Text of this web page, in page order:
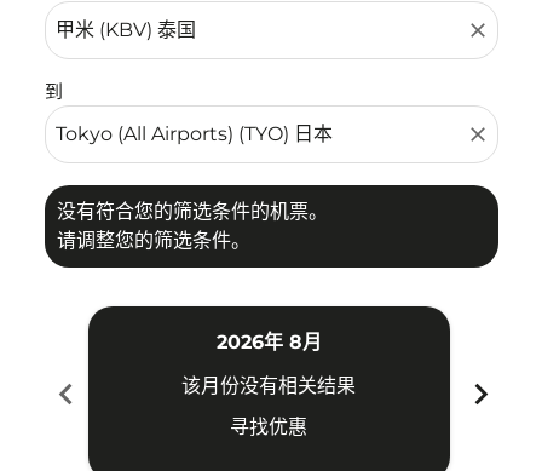
close
到
close
没有符合您的筛选条件的机票。
请调整您的筛选条件。
chevron_left
2026年 8月
该月份没有相关结果
寻找优惠
chevron_right